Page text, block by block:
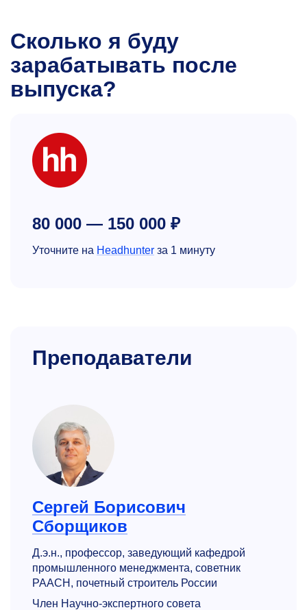
Сколько я буду
зарабатывать после
выпуска?
80 000 — 150 000 ₽
Уточните на Headhunter за 1 минуту
Преподаватели
Сергей Борисович
Сборщиков
Д.э.н., профессор, заведующий кафедрой
промышленного менеджмента, советник
РААСН, почетный строитель России
Член Научно-экспертного совета